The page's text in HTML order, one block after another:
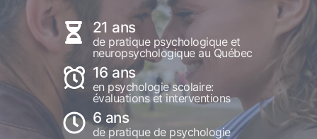
21 ans
de pratique psychologique et
neuropsychologique au Québec
16 ans
en psychologie scolaire:
évaluations et interventions
6 ans
de pratique de psychologie